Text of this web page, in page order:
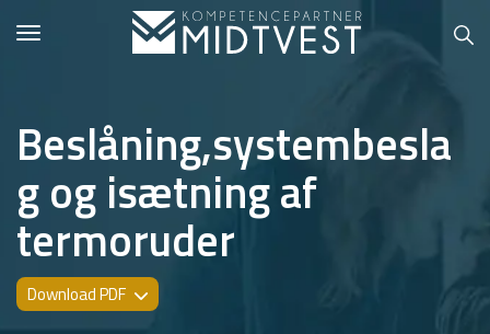
Hvem er vi?
Kontakt konsulent
Erhvervsuddannelser
Beslåning,systembesla
g og isætning af
termoruder
Download PDF